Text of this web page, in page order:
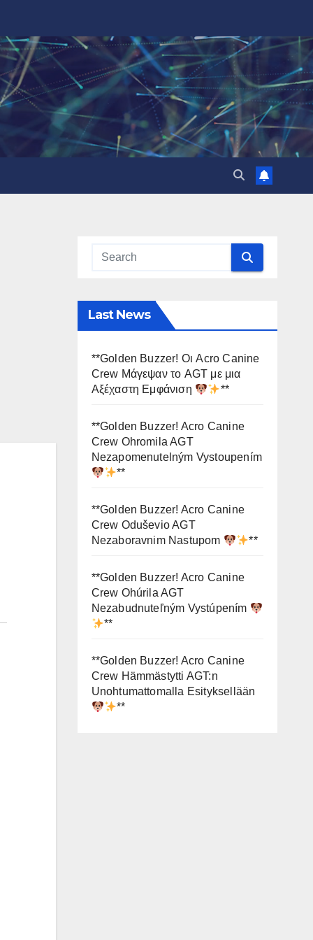
Last News
**Golden Buzzer! Οι Acro Canine
Crew Μάγεψαν το AGT με μια
Αξέχαστη Εμφάνιση
**
**Golden Buzzer! Acro Canine
Crew Ohromila AGT
Nezapomenutelným Vystoupením
**
**Golden Buzzer! Acro Canine
Crew Oduševio AGT
Nezaboravnim Nastupom
**
**Golden Buzzer! Acro Canine
Crew Ohúrila AGT
Nezabudnuteľným Vystúpením
**
**Golden Buzzer! Acro Canine
Crew Hämmästytti AGT:n
Unohtumattomalla Esityksellään
**